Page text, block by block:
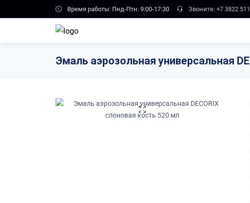
Skip to main content Время работы: Пнд-Птн: 9:00-17:30 Звоните: +7 3822
Эмаль аэрозольная универсальная